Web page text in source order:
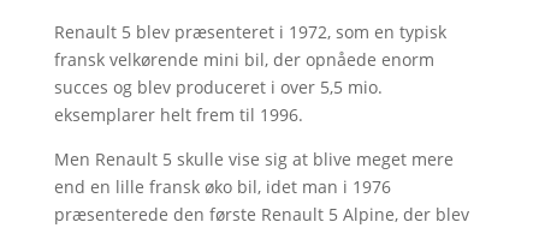
Renault 5 blev præsenteret i 1972, som en typisk
fransk velkørende mini bil, der opnåede enorm
succes og blev produceret i over 5,5 mio.
eksemplarer helt frem til 1996.
Men Renault 5 skulle vise sig at blive meget mere
end en lille fransk øko bil, idet man i 1976
præsenterede den første Renault 5 Alpine, der blev